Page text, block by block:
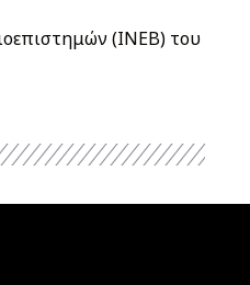
(ΙΝΕΒ) του